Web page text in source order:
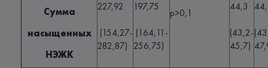
Сумма
насыщенных
НЭЖК
227,92
(154,27-
282,87)
197,75
(164,11-
256,75)
p>0,1
44,3
(43,2-
45,7)